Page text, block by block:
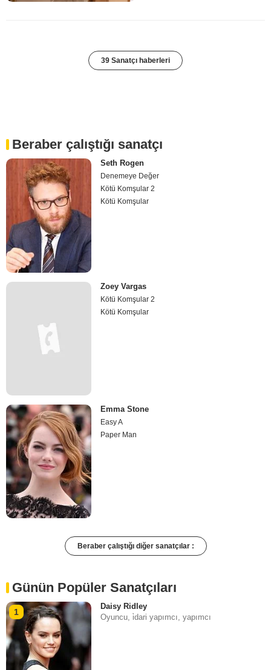
39 Sanatçı haberleri
Beraber çalıştığı sanatçı
Seth Rogen
Denemeye Değer
Kötü Komşular 2
Kötü Komşular
Zoey Vargas
Kötü Komşular 2
Kötü Komşular
Emma Stone
Easy A
Paper Man
Beraber çalıştığı diğer sanatçılar :
Günün Popüler Sanatçıları
1
Daisy Ridley
Oyuncu, i̇dari yapımcı, yapımcı